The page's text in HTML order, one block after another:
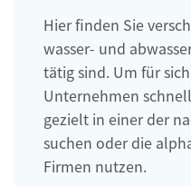
Hier finden Sie
wasser- und
tätig sind. Um für
Unternehmen
gezielt in einer der
suchen oder die
Firmen nutzen.